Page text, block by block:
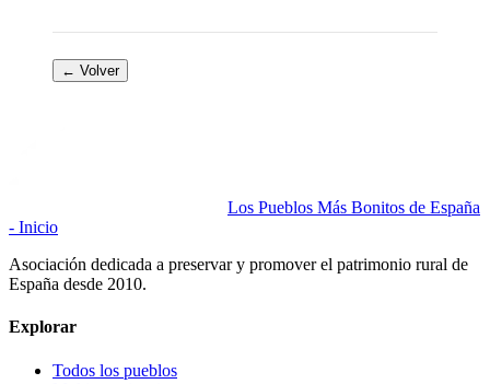
← Volver
Los Pueblos Más Bonitos de España
- Inicio
Asociación dedicada a preservar y promover el patrimonio rural de
España desde 2010.
Explorar
Todos los pueblos